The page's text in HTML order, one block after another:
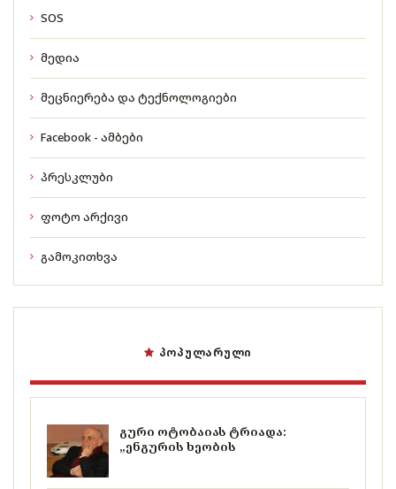
SOS
მედია
მეცნიერება და ტექნოლოგიები
Facebook - ამბები
პრესკლუბი
ფოტო არქივი
გამოკითხვა
ᲞᲝᲞᲣᲚᲐᲠᲣᲚᲘ
გური ოტობაიას ტრიადა:
„ენგურის ხეობის